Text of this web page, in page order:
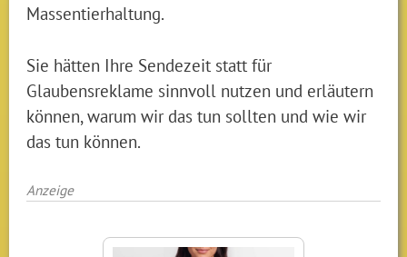
Massentierhaltung.
Sie hätten Ihre Sendezeit statt für
Glaubensreklame sinnvoll nutzen und erläutern
können, warum wir das tun sollten und wie wir
das tun können.
Anzeige